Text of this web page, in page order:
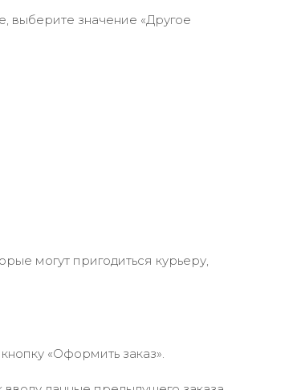
выберите значение «Другое
могут пригодиться курьеру,
«Оформить заказ».